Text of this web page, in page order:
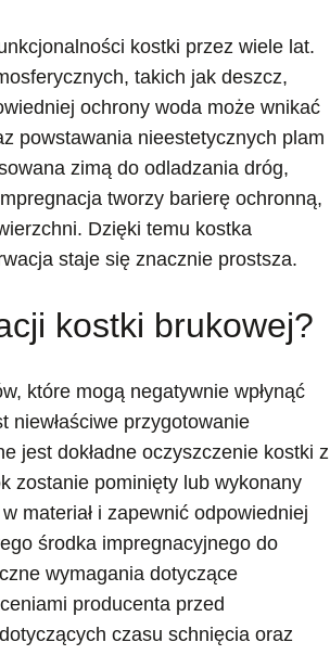
kostki przez wiele lat.
takich jak deszcz,
ochrony woda może wnikać
powstawania nieestetycznych plam
zimą do odladzania dróg,
tworzy barierę ochronną,
Dzięki temu kostka
staje się znacznie prostsza.
kostki brukowej?
które mogą negatywnie wpłynąć
niewłaściwe przygotowanie
jest dokładne oczyszczenie kostki z
zostanie pominięty lub wykonany
materiał i zapewnić odpowiedniej
środka impregnacyjnego do
wymagania dotyczące
producenta przed
czasu schnięcia oraz